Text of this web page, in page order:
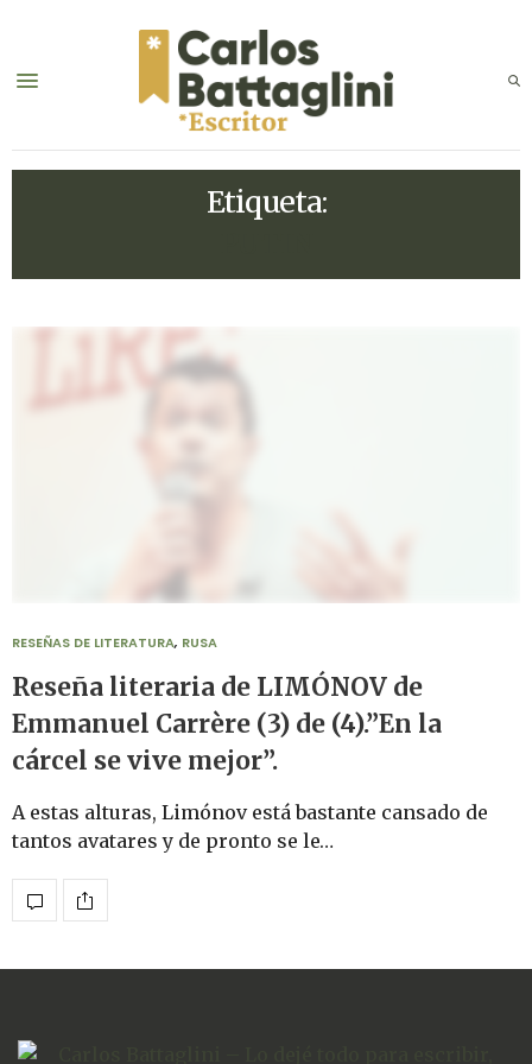
Etiqueta:
RESEÑAS DE LITERATURA, RUSA
Reseña literaria de LIMÓNOV de
Emmanuel Carrère (3) de (4).”En la
cárcel se vive mejor”.
A estas alturas, Limónov está bastante cansado de
tantos avatares y de pronto se le…